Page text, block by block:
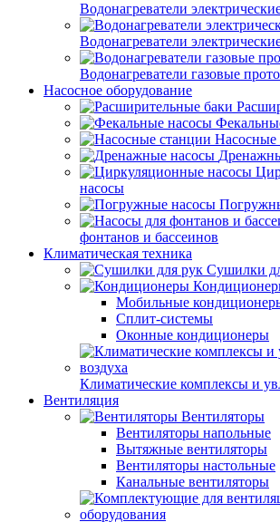
Водонагреватели
Водонагреватели
Водонагреватели газовые
Насосное оборудование
Насосные
насосы
фонтанов и бассеинов
Климатическая техника
Сушилки
Мобильные
Сплит-системы
Оконные кондиционеры
Климатические комплексы и
Вентиляция
Вентиляторы
Вентиляторы напольные
Вытяжные вентиляторы
Вентиляторы настольные
Канальные вентиляторы